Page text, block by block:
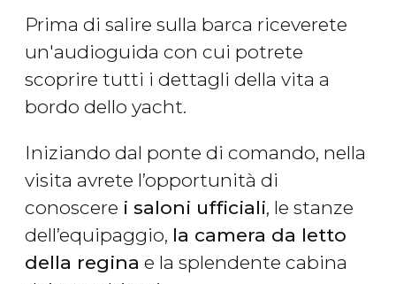
Prima di salire sulla barca riceverete
un'audioguida con cui potrete
scoprire tutti i dettagli della vita a
bordo dello yacht.
Iniziando dal ponte di comando, nella
visita avrete l’opportunità di
conoscere i saloni ufficiali, le stanze
dell’equipaggio, la camera da letto
della regina e la splendente cabina